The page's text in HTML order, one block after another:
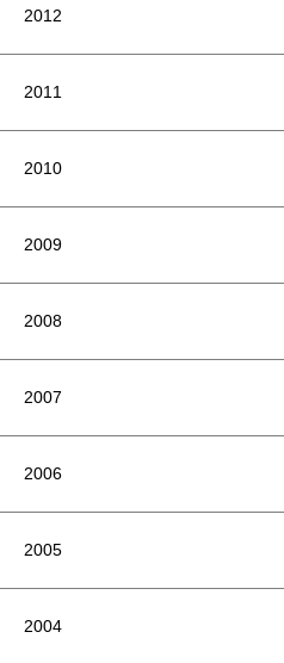
2012
2011
2010
2009
2008
2007
2006
2005
2004